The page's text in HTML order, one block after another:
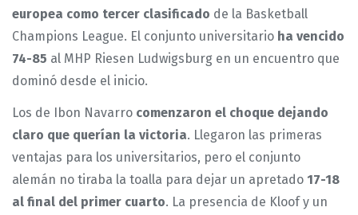
europea como tercer clasificado de la Basketball
Champions League. El conjunto universitario ha vencido
74-85 al MHP Riesen Ludwigsburg en un encuentro que
dominó desde el inicio.
Los de Ibon Navarro comenzaron el choque dejando
claro que querían la victoria. Llegaron las primeras
ventajas para los universitarios, pero el conjunto
alemán no tiraba la toalla para dejar un apretado 17-18
al final del primer cuarto. La presencia de Kloof y un